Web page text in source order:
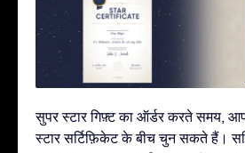
सुपर स्टार गिफ़्ट का ऑर्डर करते समय,
स्टार सर्टिफ़िकेट के बीच चुन सकते हैं।